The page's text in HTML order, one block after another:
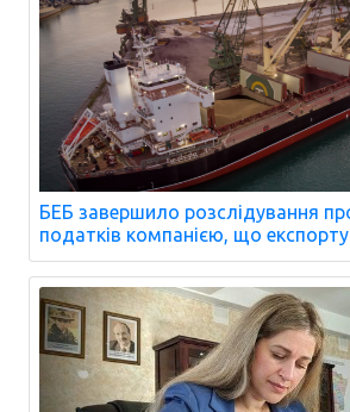
БЕБ завершило розслідування
податків компанією, що